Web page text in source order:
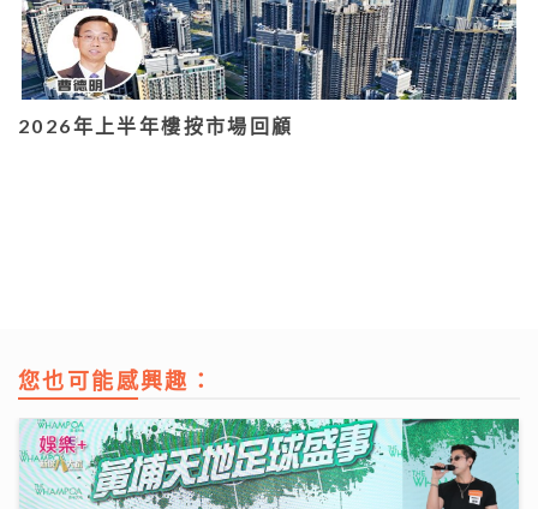
2026年上半年樓按市場回顧
您也可能感興趣：